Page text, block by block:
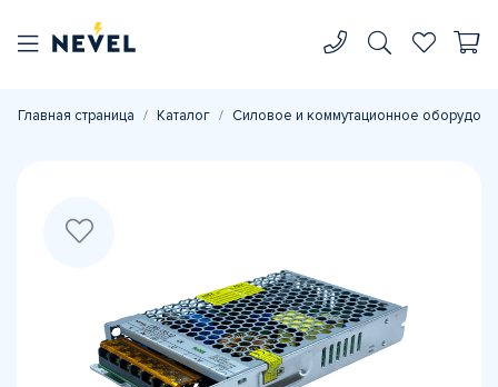
Главная страница Каталог Силовое и коммутационное